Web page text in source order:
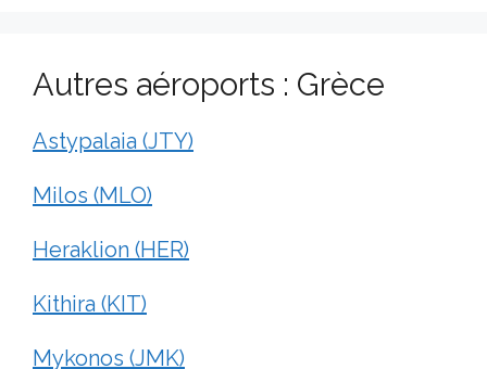
Autres aéroports : Grèce
Astypalaia (JTY)
Milos (MLO)
Heraklion (HER)
Kithira (KIT)
Mykonos (JMK)